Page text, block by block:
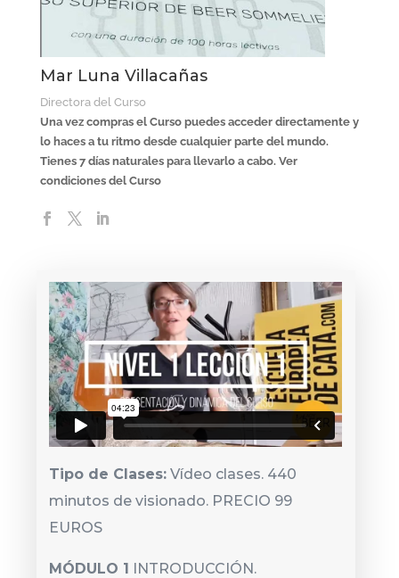
Mar Luna Villacañas
Directora del Curso
Una vez compras el Curso puedes acceder directamente y
lo haces a tu ritmo desde cualquier parte del mundo.
Tienes 7 días naturales para llevarlo a cabo. Ver
condiciones del Curso
Tipo de Clases: Vídeo clases. 440
minutos de visionado. PRECIO 99
EUROS
MÓDULO 1 INTRODUCCIÓN.